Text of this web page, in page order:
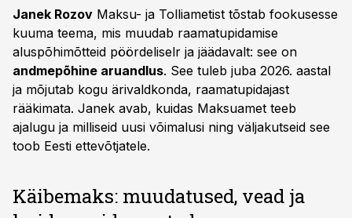
Janek Rozov Maksu- ja Tolliametist tõstab fookusesse
kuuma teema, mis muudab raamatupidamise
aluspõhimõtteid pöördeliselr ja jäädavalt: see on
andmepõhine aruandlus. See tuleb juba 2026. aastal
ja mõjutab kogu ärivaldkonda, raamatupidajast
rääkimata. Janek avab, kuidas Maksuamet teeb
ajalugu ja milliseid uusi võimalusi ning väljakutseid see
toob Eesti ettevõtjatele.
Käibemaks: muudatused, vead ja